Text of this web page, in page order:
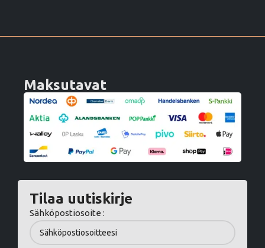
Maksutavat
Tilaa uutiskirje
Sähköpostiosoite :